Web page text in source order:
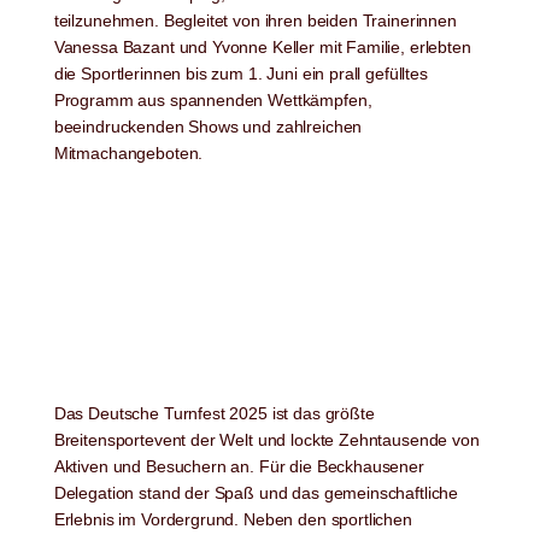
teilzunehmen. Begleitet von ihren beiden Trainerinnen
Vanessa Bazant und Yvonne Keller mit Familie, erlebten
die Sportlerinnen bis zum 1. Juni ein prall gefülltes
Programm aus spannenden Wettkämpfen,
beeindruckenden Shows und zahlreichen
Mitmachangeboten.
Das Deutsche Turnfest 2025 ist das größte
Breitensportevent der Welt und lockte Zehntausende von
Aktiven und Besuchern an. Für die Beckhausener
Delegation stand der Spaß und das gemeinschaftliche
Erlebnis im Vordergrund. Neben den sportlichen